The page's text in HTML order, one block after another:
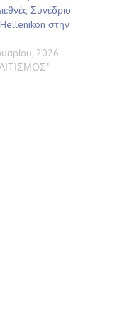
Συνέδριο
στην
2026